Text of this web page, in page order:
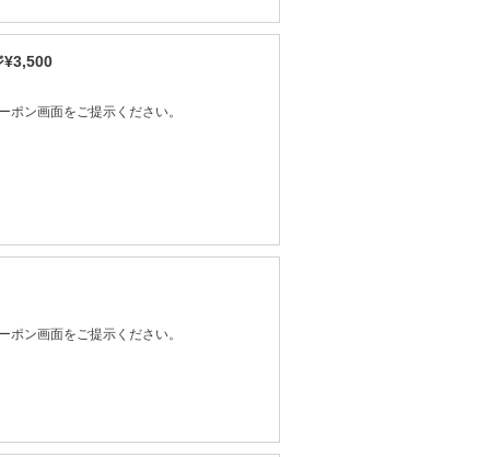
¥3,500
ン画面をご提示ください。
ン画面をご提示ください。